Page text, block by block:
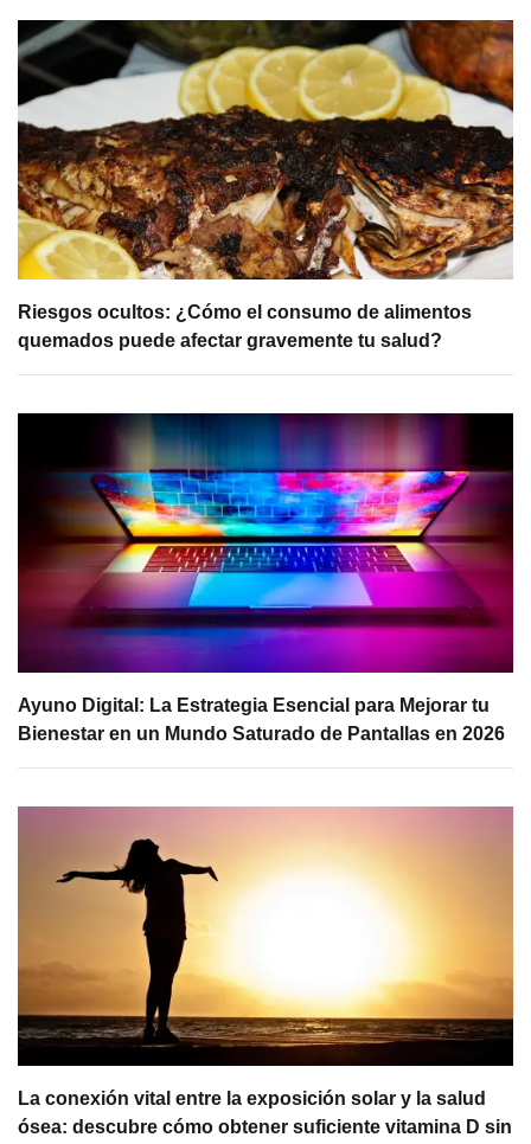
Riesgos ocultos: ¿Cómo el consumo de alimentos
quemados puede afectar gravemente tu salud?
Ayuno Digital: La Estrategia Esencial para Mejorar tu
Bienestar en un Mundo Saturado de Pantallas en 2026
La conexión vital entre la exposición solar y la salud
ósea: descubre cómo obtener suficiente vitamina D sin